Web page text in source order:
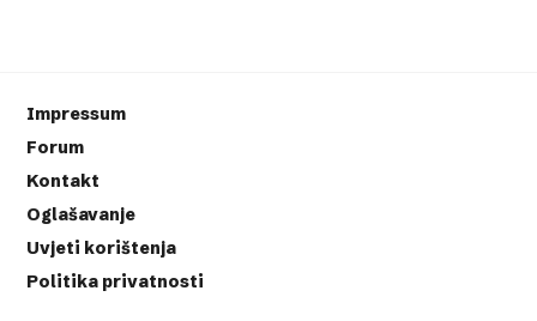
Impressum
Forum
Kontakt
Oglašavanje
Uvjeti korištenja
Politika privatnosti